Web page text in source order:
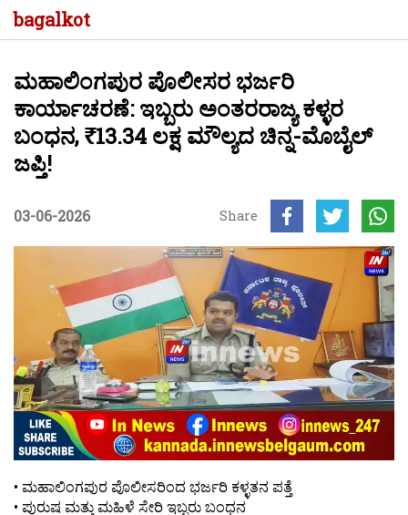
bagalkot
ಮಹಾಲಿಂಗಪುರ ಪೊಲೀಸರ ಭರ್ಜರಿ
ಕಾರ್ಯಾಚರಣೆ: ಇಬ್ಬರು ಅಂತರರಾಜ್ಯ ಕಳ್ಳರ
ಬಂಧನ, ₹13.34 ಲಕ್ಷ ಮೌಲ್ಯದ ಚಿನ್ನ-ಮೊಬೈಲ್
ಜಪ್ತಿ!
03-06-2026 Share
• ಮಹಾಲಿಂಗಪುರ ಪೊಲೀಸರಿಂದ ಭರ್ಜರಿ ಕಳ್ಳತನ ಪತ್ತೆ
• ಪುರುಷ ಮತ್ತು ಮಹಿಳೆ ಸೇರಿ ಇಬ್ಬರು ಬಂಧನ